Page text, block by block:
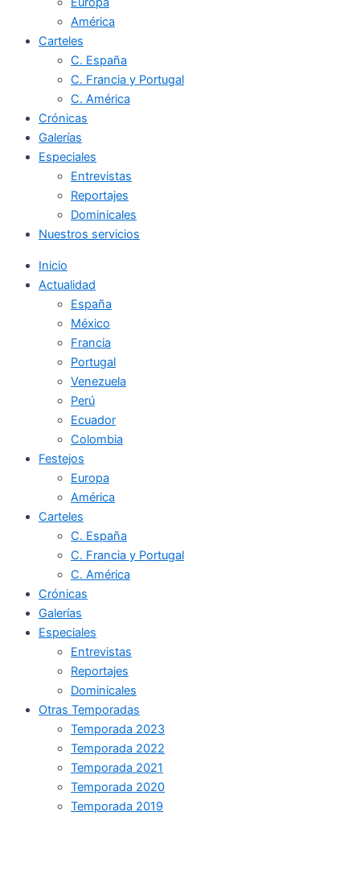
América
Carteles
C. España
C. Francia y Portugal
C. América
Crónicas
Galerías
Especiales
Entrevistas
Reportajes
Dominicales
Nuestros servicios
Inicio
Actualidad
España
México
Francia
Portugal
Venezuela
Perú
Ecuador
Colombia
Festejos
Europa
América
Carteles
C. España
C. Francia y Portugal
C. América
Crónicas
Galerías
Especiales
Entrevistas
Reportajes
Dominicales
Otras Temporadas
Temporada 2023
Temporada 2022
Temporada 2021
Temporada 2020
Temporada 2019